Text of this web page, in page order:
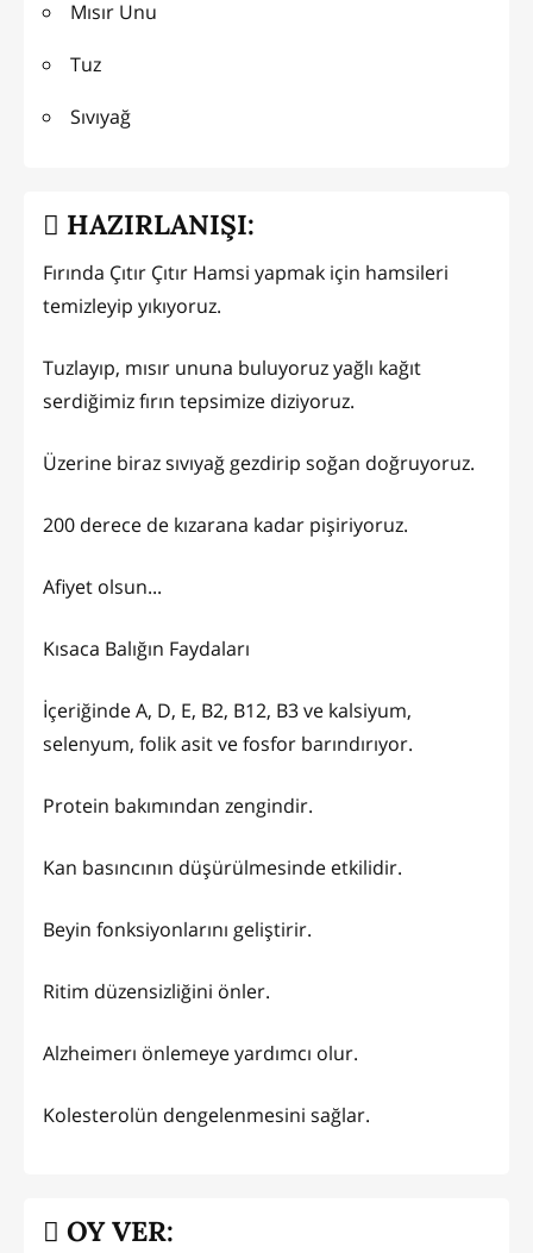
Mısır Unu
Tuz
Sıvıyağ
HAZIRLANIŞI:
Fırında Çıtır Çıtır Hamsi yapmak için hamsileri
temizleyip yıkıyoruz.
Tuzlayıp, mısır ununa buluyoruz yağlı kağıt
serdiğimiz fırın tepsimize diziyoruz.
Üzerine biraz sıvıyağ gezdirip soğan doğruyoruz.
200 derece de kızarana kadar pişiriyoruz.
Afiyet olsun...
Kısaca Balığın Faydaları
İçeriğinde A, D, E, B2, B12, B3 ve kalsiyum,
selenyum, folik asit ve fosfor barındırıyor.
Protein bakımından zengindir.
Kan basıncının düşürülmesinde etkilidir.
Beyin fonksiyonlarını geliştirir.
Ritim düzensizliğini önler.
Alzheimerı önlemeye yardımcı olur.
Kolesterolün dengelenmesini sağlar.
OY VER: